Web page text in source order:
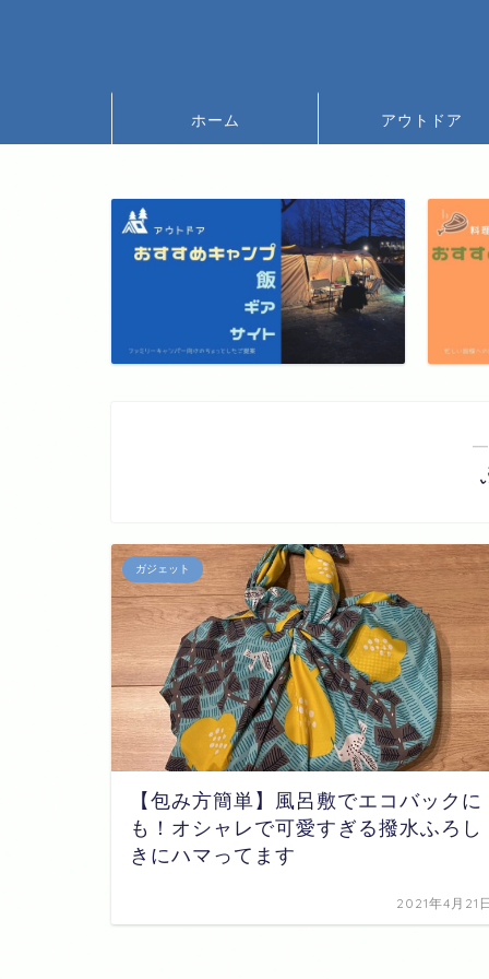
ホーム アウトドア
ガジェット
【包み方簡単】風呂敷でエコバックに
も！オシャレで可愛すぎる撥水ふろし
きにハマってます
2021年4月21